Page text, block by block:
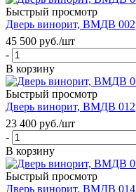
Быстрый просмотр
Дверь винорит, ВМДВ 002
45 500 руб./шт
-
В корзину
Быстрый просмотр
Дверь винорит, ВМДВ 012
23 400 руб./шт
-
В корзину
Быстрый просмотр
Дверь винорит, ВМДВ 014